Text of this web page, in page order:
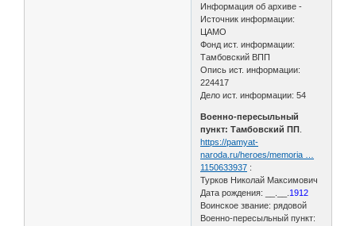
Информация об архиве -
Источник информации:
ЦАМО
Фонд ист. информации:
Тамбовский ВПП
Опись ист. информации:
224417
Дело ист. информации: 54
Военно-пересыльный
пункт: Тамбовский ПП
https://pamyat-
naroda.ru/heroes/memoria …
1150633937 :
Турков Николай Максимович
Дата рождения: __.__. 1912
Воинское звание: рядовой
Военно-пересыльный пункт: